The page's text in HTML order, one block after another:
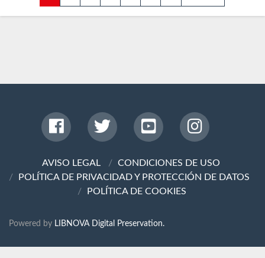
AVISO LEGAL
CONDICIONES DE USO
POLÍTICA DE PRIVACIDAD Y PROTECCIÓN DE DATOS
POLÍTICA DE COOKIES
Powered by LIBNOVA Digital Preservation.